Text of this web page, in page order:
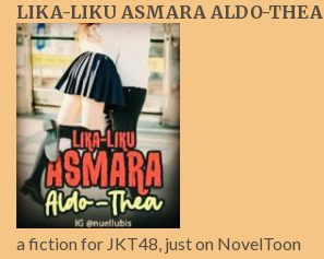
LIKA-LIKU ASMARA ALDO-THEA
a fiction for JKT48, just on NovelToon